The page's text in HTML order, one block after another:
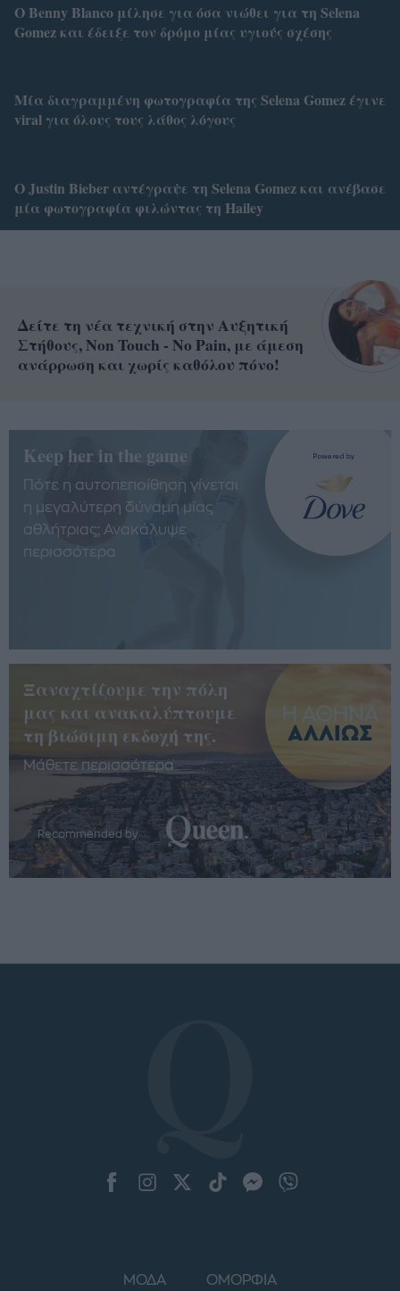
Ο Benny Blanco μίλησε για όσα νιώθει για τη Selena
Gomez και έδειξε τον δρόμο μίας υγιούς σχέσης
Μία διαγραμμένη φωτογραφία της Selena Gomez έγινε
viral για όλους τους λάθος λόγους
Ο Justin Bieber αντέγραψε τη Selena Gomez και ανέβασε
μία φωτογραφία φιλώντας τη Hailey
Δείτε τη νέα τεχνική στην Αυξητική
Στήθους, Non Touch - No Pain, με άμεση
ανάρρωση και χωρίς καθόλου πόνο!
Keep her in the game
Πότε η αυτοπεποίθηση γίνεται
η μεγαλύτερη δύναμη μίας
αθλήτριας; Ανακάλυψε
περισσότερα
Ξαναχτίζουμε την πόλη
μας και ανακαλύπτουμε
τη βιώσιμη εκδοχή της.
Μάθετε περισσότερα
Recommended by
ΜΟΔΑ ΟΜΟΡΦΙΑ